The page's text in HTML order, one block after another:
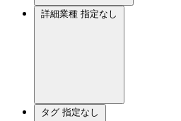
詳細業種 指定なし
タグ 指定なし